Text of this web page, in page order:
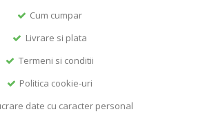
Cum cumpar
Livrare si plata
Termeni si conditii
Politica cookie-uri
date cu caracter personal